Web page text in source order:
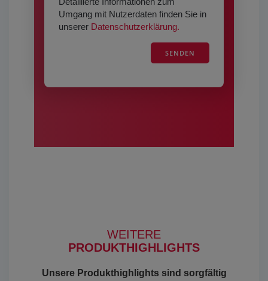
e
l
Umgang mit Nutzerdaten finden Sie in
unserer Datenschutzerklärung.
WEITERE
PRODUKTHIGHLIGHTS
Unsere Produkthighlights sind sorgfältig